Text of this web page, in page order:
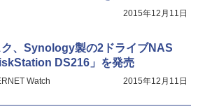
2015年12月11日
ク、Synology製の2ドライブNAS
DS216」を発売
Watch 2015年12月11日